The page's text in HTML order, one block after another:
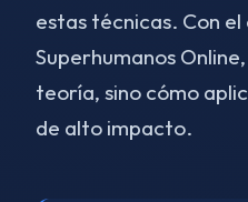
estas técnicas. Con el
Superhumanos
teoría, sino cómo
de alto impacto.